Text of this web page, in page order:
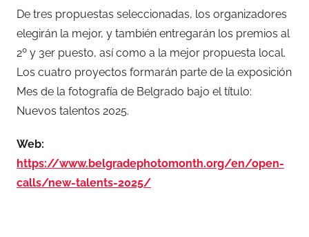
De tres propuestas seleccionadas, los organizadores
elegirán la mejor, y también entregarán los premios al
2º y 3er puesto, así como a la mejor propuesta local.
Los cuatro proyectos formarán parte de la exposición
Mes de la fotografía de Belgrado bajo el título:
Nuevos talentos 2025.
Web:
https://www.belgradephotomonth.org/en/open-
calls/new-talents-2025/